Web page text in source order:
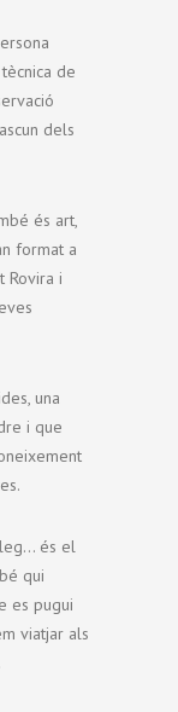
de
dels
és art,
format a
Rovira i
una
i que
és el
qui
es pugui
viatjar als